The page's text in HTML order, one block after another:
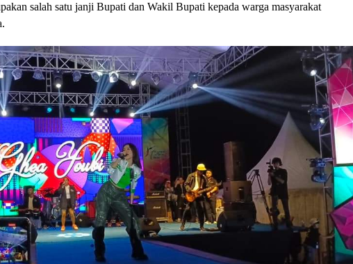
salah satu janji Bupati dan Wakil Bupati kepada warga masyarakat